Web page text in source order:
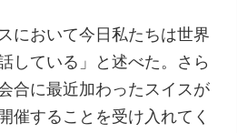
において今日私たちは世界
している」と述べた。さら
合に最近加わったスイスが
催することを受け入れてく